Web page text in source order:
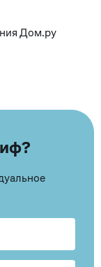
Дом.ру